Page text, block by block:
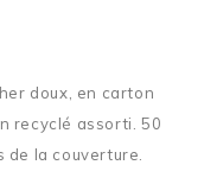
doux, en carton
recyclé assorti. 50
la couverture.